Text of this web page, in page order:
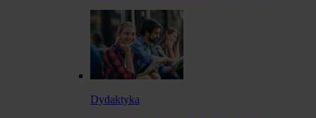
Dydaktyka